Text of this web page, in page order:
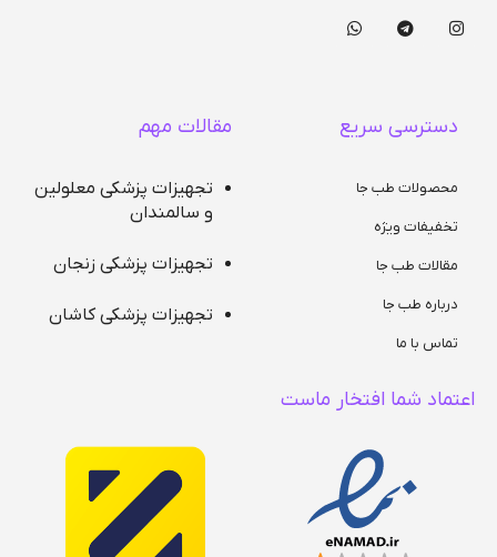
دسترسی سریع
محصولات طب جا
تخفیفات ویژه
مقالات طب جا
درباره طب جا
تماس با ما
مقالات مهم
تجهیزات پزشکی معلولین
و سالمندان
تجهیزات پزشکی زنجان
تجهیزات پزشکی کاشان
اعتماد شما افتخار ماست